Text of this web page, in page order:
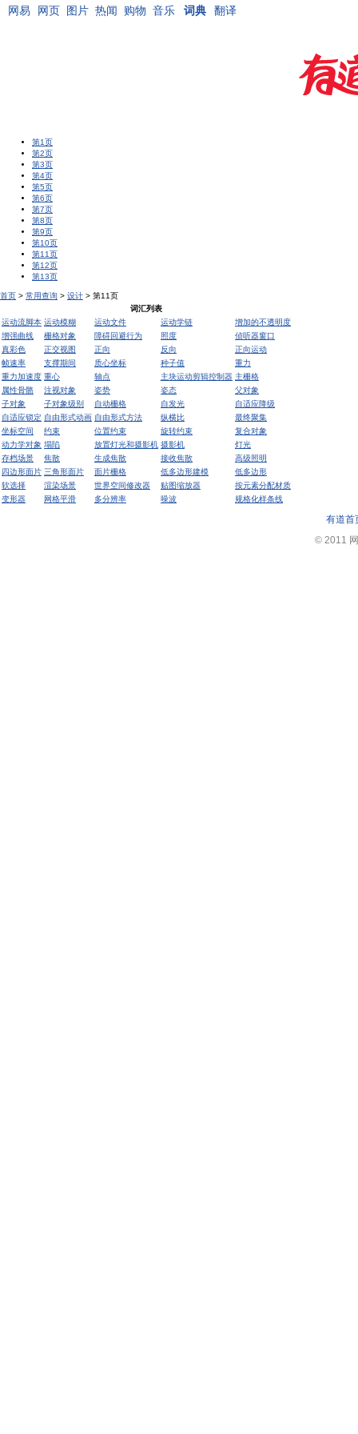
网易 网页 图片 热闻 购物 音乐 词典 翻译
第1页
第2页
第3页
第4页
第5页
第6页
第7页
第8页
第9页
第10页
第11页
第12页
第13页
首页 > 常用查询 > 设计 > 第11页
词汇列表
运动流脚本 运动模糊 运动文件 运动学链
增加的不透明度
增强曲线
栅格对象 障碍回避行为 照度
侦听器窗口
真彩色
正交视图 正向 反向
正向运动
帧速率
支撑期间 质心坐标 种子值
重力
重力加速度 重心 轴点 主块运动剪辑控制器 主栅格
属性骨骼
注视对象 姿势 姿态
父对象
子对象
子对象级别 自动栅格 自发光
自适应降级
自适应锁定 自由形式动画 自由形式方法 纵横比
最终聚集
坐标空间
约束 位置约束 旋转约束
复合对象
动力学对象 塌陷 放置灯光和摄影机 摄影机
灯光
存档场景
焦散 生成焦散 接收焦散
高级照明
四边形面片 三角形面片 面片栅格 低多边形建模
低多边形
软选择
渲染场景 世界空间修改器 贴图缩放器
按元素分配材质
变形器
网格平滑 多分辨率 噪波 规格化样条线
有道首
© 2011